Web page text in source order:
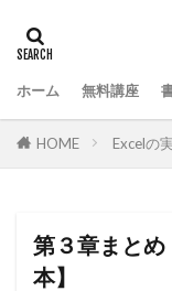
ホーム 無料講座
HOME Excelの
第３章まとめ
本】